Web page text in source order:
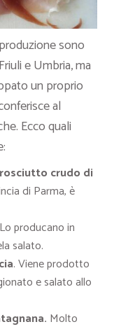
sono
e Umbria, ma
un proprio
al
Ecco quali
crudo di
di Parma, è
Lo producano in
salato.
. Viene prodotto
e salato allo
. Molto